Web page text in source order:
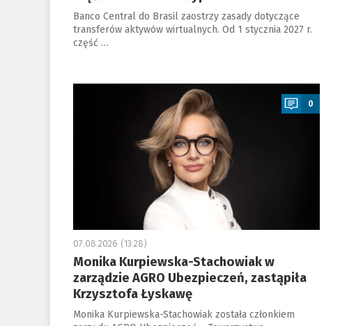
Banco Central do Brasil zaostrzy zasady dotyczące
transferów aktywów wirtualnych. Od 1 stycznia 2027 r.
część …
a
0
07.08.2026 (13:28)
Monika Kurpiewska-Stachowiak w
zarządzie AGRO Ubezpieczeń, zastąpiła
Krzysztofa Łyskawę
Monika Kurpiewska-Stachowiak została członkiem